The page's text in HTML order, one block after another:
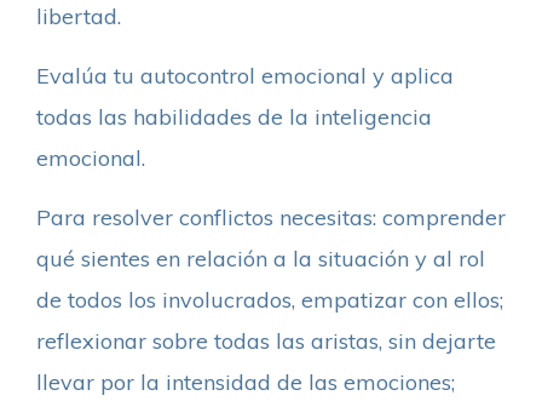
libertad.
Evalúa tu autocontrol emocional y aplica
todas las habilidades de la inteligencia
emocional.
Para resolver conflictos necesitas: comprender
qué sientes en relación a la situación y al rol
de todos los involucrados, empatizar con ellos;
reflexionar sobre todas las aristas, sin dejarte
llevar por la intensidad de las emociones;